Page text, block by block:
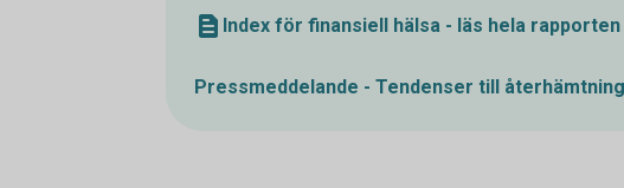
Index för finansiell hälsa - läs hela
Pressmeddelande - Tendenser till